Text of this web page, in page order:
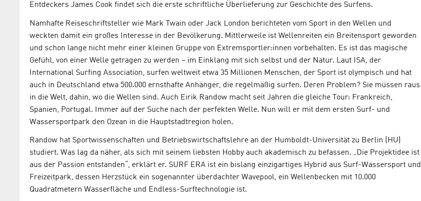
Entdeckers James Cook findet sich die erste schriftliche Überlieferung zur Geschichte des Surfens.
Namhafte Reiseschriftsteller wie Mark Twain oder Jack London berichteten vom Sport in den Wellen und
weckten damit ein großes Interesse in der Bevölkerung. Mittlerweile ist Wellenreiten ein Breitensport geworden
und schon lange nicht mehr einer kleinen Gruppe von Extremsportler:innen vorbehalten. Es ist das magische
Gefühl, von einer Welle getragen zu werden – im Einklang mit sich selbst und der Natur. Laut ISA, der
International Surfing Association, surfen weltweit etwa 35 Millionen Menschen, der Sport ist olympisch und hat
auch in Deutschland etwa 500.000 ernsthafte Anhänger, die regelmäßig surfen. Deren Problem? Sie müssen raus
in die Welt, dahin, wo die Wellen sind. Auch Eirik Randow macht seit Jahren die gleiche Tour: Frankreich,
Spanien, Portugal. Immer auf der Suche nach der perfekten Welle. Nun will er mit dem ersten Surf- und
Wassersportpark den Ozean in die Hauptstadtregion holen.
Randow hat Sportwissenschaften und Betriebswirtschaftslehre an der Humboldt-Universität zu Berlin (HU)
studiert. Was lag da näher, als sich mit seinem liebsten Hobby auch akademisch zu befassen. „Die Projektidee ist
aus der Passion entstanden“, erklärt er. SURF ERA ist ein bislang einzigartiges Hybrid aus Surf-Wassersport und
Freizeitpark, dessen Herzstück ein sogenannter überdachter Wavepool, ein Wellenbecken mit 10.000
Quadratmetern Wasserfläche und Endless-Surftechnologie ist.